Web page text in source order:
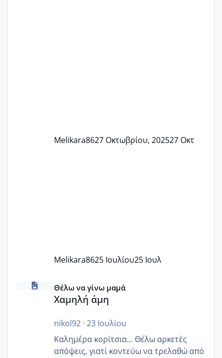
Melikara8627 Οκτωβρίου, 202527 Οκτ
Melikara8625 Ιουλίου25 Ιουλ
Χαμηλή άμη
Θέλω να γίνω μαμά
Χαμηλή άμη
nikol92· 23 Ιουλίου
Καλημέρα κορίτσια... Θέλω αρκετές
απόψεις, γιατί κοντεύω να τρελαθώ από